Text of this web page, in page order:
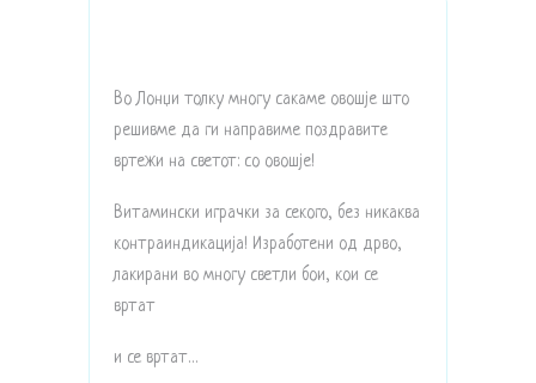
Во Лонџи толку многу сакаме овошје што
решивме да ги направиме поздравите
вртежи на светот: со овошје!
Витамински играчки за секого, без никаква
контраиндикација! Изработени од дрво,
лакирани во многу светли бои, кои се
вртат
и се вртат…